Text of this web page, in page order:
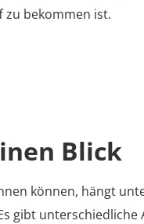
bekommen ist.
Blick
können, hängt
gibt unterschiedliche